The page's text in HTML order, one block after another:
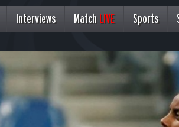
Interviews Match LIVE Sports